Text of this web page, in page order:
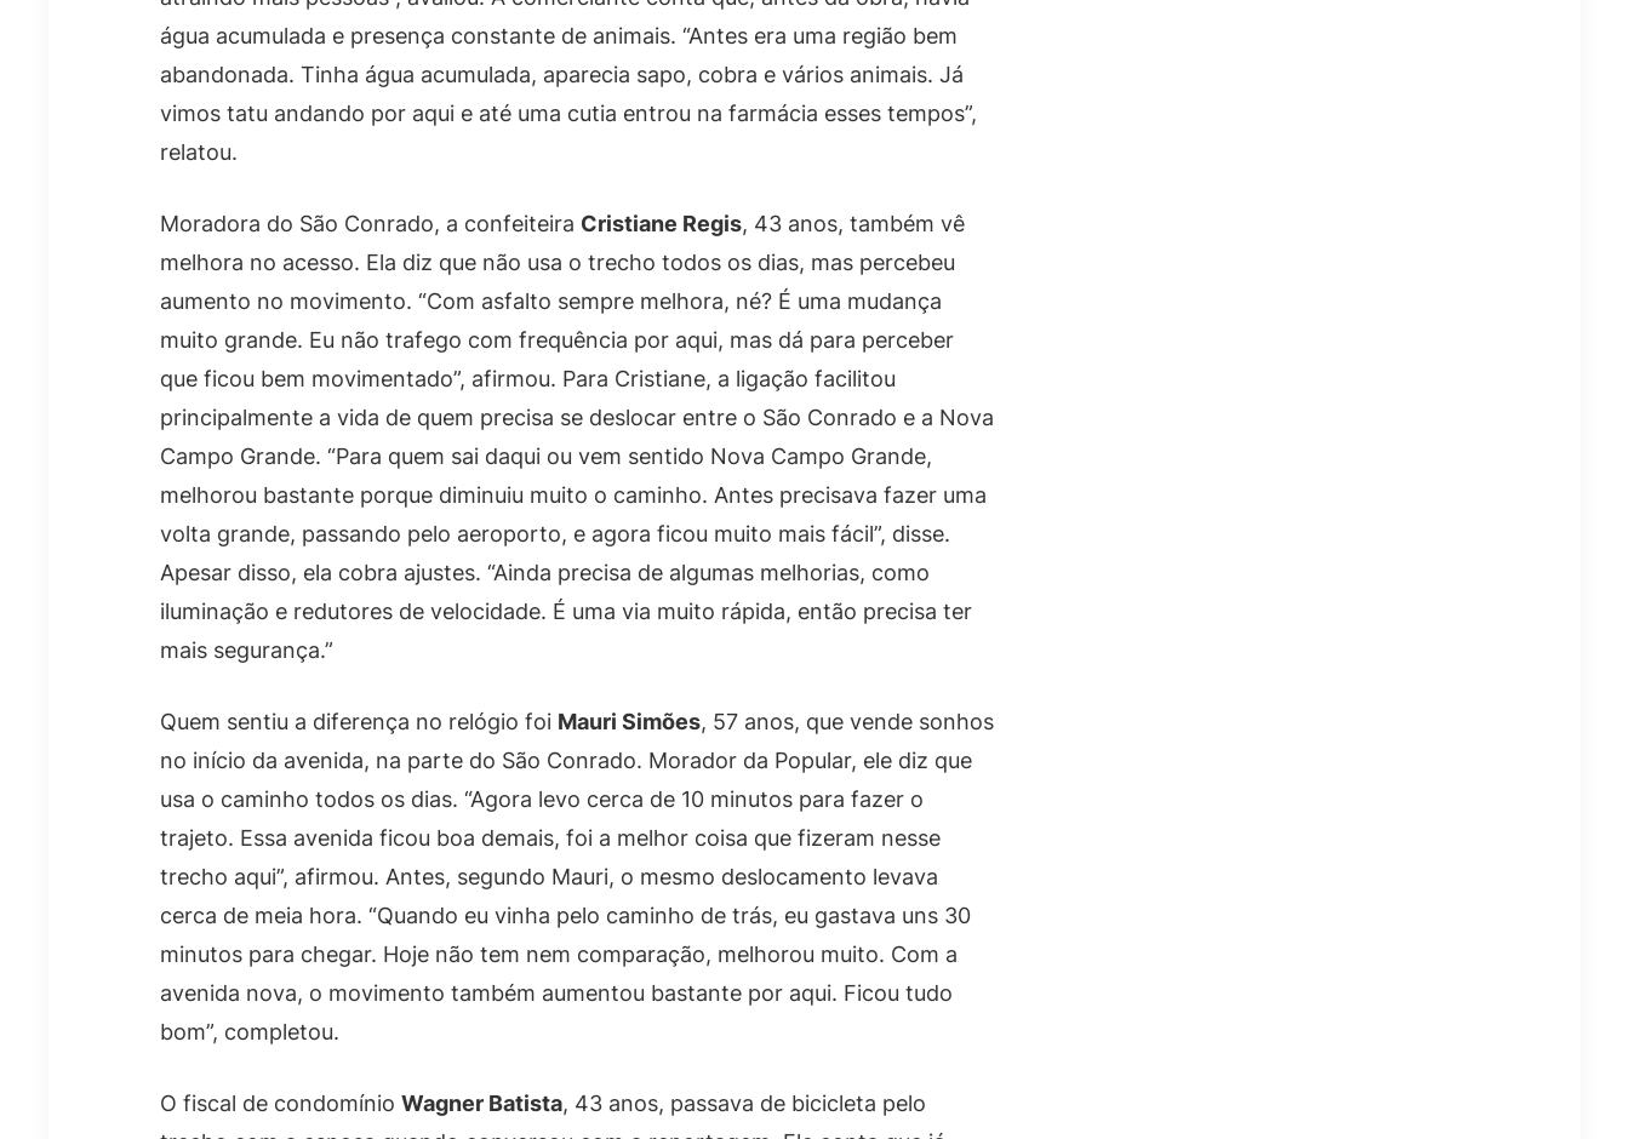
água acumulada e presença constante de animais. “Antes era uma região bem
abandonada. Tinha água acumulada, aparecia sapo, cobra e vários animais. Já
vimos tatu andando por aqui e até uma cutia entrou na farmácia esses tempos”,
relatou.
Moradora do São Conrado, a confeiteira Cristiane Regis, 43 anos, também vê
melhora no acesso. Ela diz que não usa o trecho todos os dias, mas percebeu
aumento no movimento. “Com asfalto sempre melhora, né? É uma mudança
muito grande. Eu não trafego com frequência por aqui, mas dá para perceber
que ficou bem movimentado”, afirmou. Para Cristiane, a ligação facilitou
principalmente a vida de quem precisa se deslocar entre o São Conrado e a Nova
Campo Grande. “Para quem sai daqui ou vem sentido Nova Campo Grande,
melhorou bastante porque diminuiu muito o caminho. Antes precisava fazer uma
volta grande, passando pelo aeroporto, e agora ficou muito mais fácil”, disse.
Apesar disso, ela cobra ajustes. “Ainda precisa de algumas melhorias, como
iluminação e redutores de velocidade. É uma via muito rápida, então precisa ter
mais segurança.”
Quem sentiu a diferença no relógio foi Mauri Simões, 57 anos, que vende sonhos
no início da avenida, na parte do São Conrado. Morador da Popular, ele diz que
usa o caminho todos os dias. “Agora levo cerca de 10 minutos para fazer o
trajeto. Essa avenida ficou boa demais, foi a melhor coisa que fizeram nesse
trecho aqui”, afirmou. Antes, segundo Mauri, o mesmo deslocamento levava
cerca de meia hora. “Quando eu vinha pelo caminho de trás, eu gastava uns 30
minutos para chegar. Hoje não tem nem comparação, melhorou muito. Com a
avenida nova, o movimento também aumentou bastante por aqui. Ficou tudo
bom”, completou.
O fiscal de condomínio Wagner Batista, 43 anos, passava de bicicleta pelo